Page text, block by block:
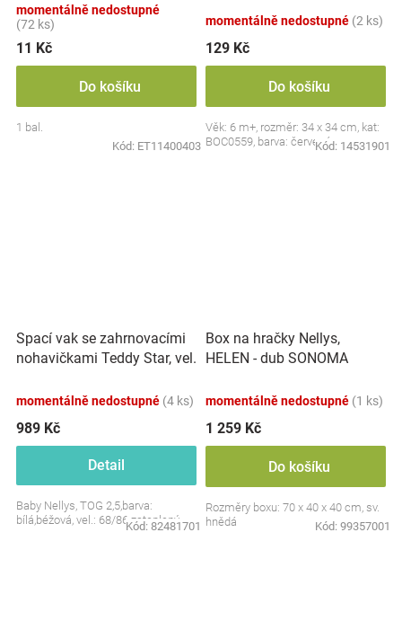
momentálně nedostupné
(72 ks)
11 Kč
Do košíku
1 bal.
Kód: ET11400403
momentálně nedostupné (2 ks)
129 Kč
Do košíku
Věk: 6 m+, rozměr: 34 x 34 cm, kat:
BOC0559, barva: červená
Kód: 14531901
Spací vak se zahrnovacími
nohavičkami Teddy Star, vel.
momentálně nedostupné (4 ks)
989 Kč
Detail
Baby Nellys, TOG 2,5,barva:
bílá,béžová, vel.: 68/86 zateplený
Kód: 82481701
Box na hračky Nellys,
HELEN - dub SONOMA
momentálně nedostupné (1 ks)
1 259 Kč
Do košíku
Rozměry boxu: 70 x 40 x 40 cm, sv.
hnědá
Kód: 99357001